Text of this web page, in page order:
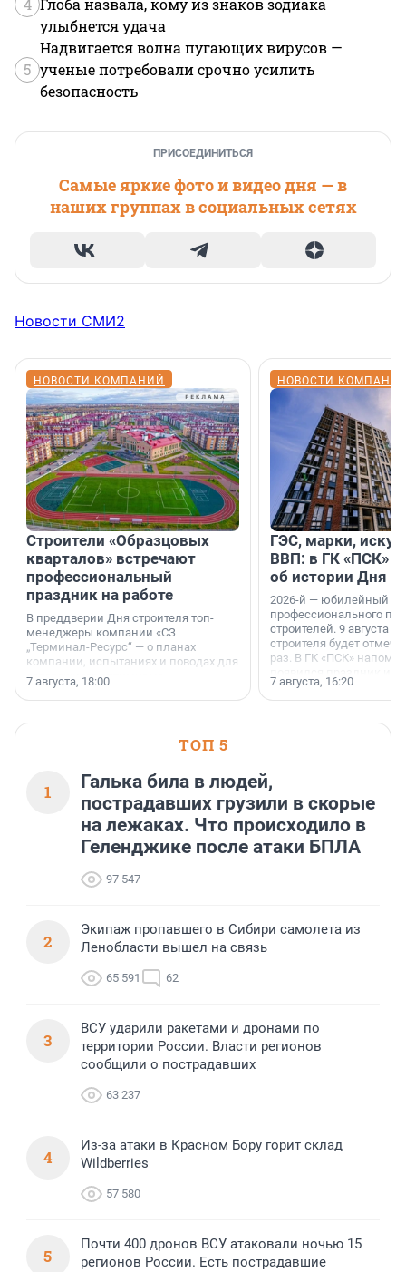
4 Глоба назвала, кому из знаков зодиака
улыбнется удача
5
Надвигается волна пугающих вирусов —
ученые потребовали срочно усилить
безопасность
ПРИСОЕДИНИТЬСЯ
Самые яркие фото и видео дня — в
наших группах в социальных сетях
Новости СМИ2
НОВОСТИ КОМПАНИЙ
Строители «Образцовых
кварталов» встречают
профессиональный
праздник на работе
В преддверии Дня строителя топ-
менеджеры компании «СЗ
„Терминал-Ресурс“ — о планах
компании, испытаниях и поводах для
осторожного оптимизма.
7 августа, 18:00
НОВОСТИ
ГЭС, марки,
ВВП: в ГК «ПСК»
об истории Дня
2026-й — юбилейный
профессионального
строителей. 9 августа
строителя будет
раз. В ГК «ПСК»
поменялась роль
7 августа, 16:20
ТОП 5
1
Галька била в людей,
пострадавших грузили в скорые
на лежаках. Что происходило в
Геленджике после атаки БПЛА
97 547
2
Экипаж пропавшего в Сибири самолета из
Ленобласти вышел на связь
65 591 62
3
ВСУ ударили ракетами и дронами по
территории России. Власти регионов
сообщили о пострадавших
63 237
4
Из-за атаки в Красном Бору горит склад
Wildberries
57 580
5
Почти 400 дронов ВСУ атаковали ночью 15
регионов России. Есть пострадавшие